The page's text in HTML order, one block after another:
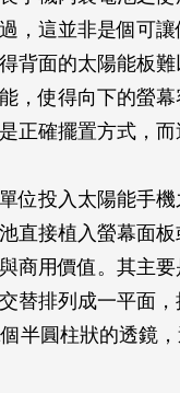
，這並非是個可
背面的太陽能板
，使得向下的螢
正確擺置方式，而
位投入太陽能手
直接植入螢幕面
商用價值。其主
替排列成一平面
半圓柱狀的透鏡